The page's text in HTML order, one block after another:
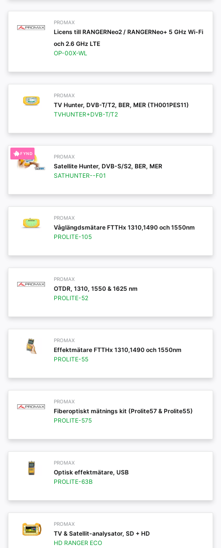
PROMAX
Licens till RANGERNeo2 / RANGERNeo+ 5 GHz Wi-Fi
och 2.6 GHz LTE
OP-00X-WL
PROMAX
TV Hunter, DVB-T/T2, BER, MER (TH001PES11)
TVHUNTER+DVB-T/T2
PROMAX
Satellite Hunter, DVB-S/S2, BER, MER
SATHUNTER--F01
FYND
PROMAX
Våglängdsmätare FTTHx 1310,1490 och 1550nm
PROLITE-105
PROMAX
OTDR, 1310, 1550 & 1625 nm
PROLITE-52
PROMAX
Effektmätare FTTHx 1310,1490 och 1550nm
PROLITE-55
PROMAX
Fiberoptiskt mätnings kit (Prolite57 & Prolite55)
PROLITE-575
PROMAX
Optisk effektmätare, USB
PROLITE-63B
PROMAX
TV & Satellit-analysator, SD + HD
HD RANGER ECO